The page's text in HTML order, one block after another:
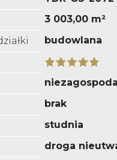
3 003,00 m²
budowlana
brak
studnia
droga